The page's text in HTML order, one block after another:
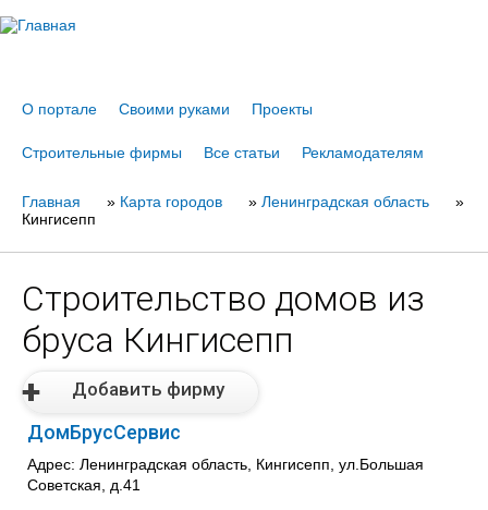
О портале Своими руками Проекты
Строительные фирмы Все статьи Рекламодателям
Вы
Главная » Карта городов » Ленинградская область
»
Кингисепп
Строительство домов из
бруса Кингисепп
Добавить фирму
ДомБрусСервис
Адрес: Ленинградская область, Кингисепп, ул.Большая
Советская, д.41